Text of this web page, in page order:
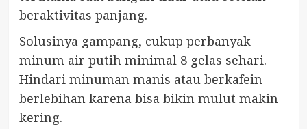
beraktivitas panjang.
Solusinya gampang, cukup perbanyak
minum air putih minimal 8 gelas sehari.
Hindari minuman manis atau berkafein
berlebihan karena bisa bikin mulut makin
kering.